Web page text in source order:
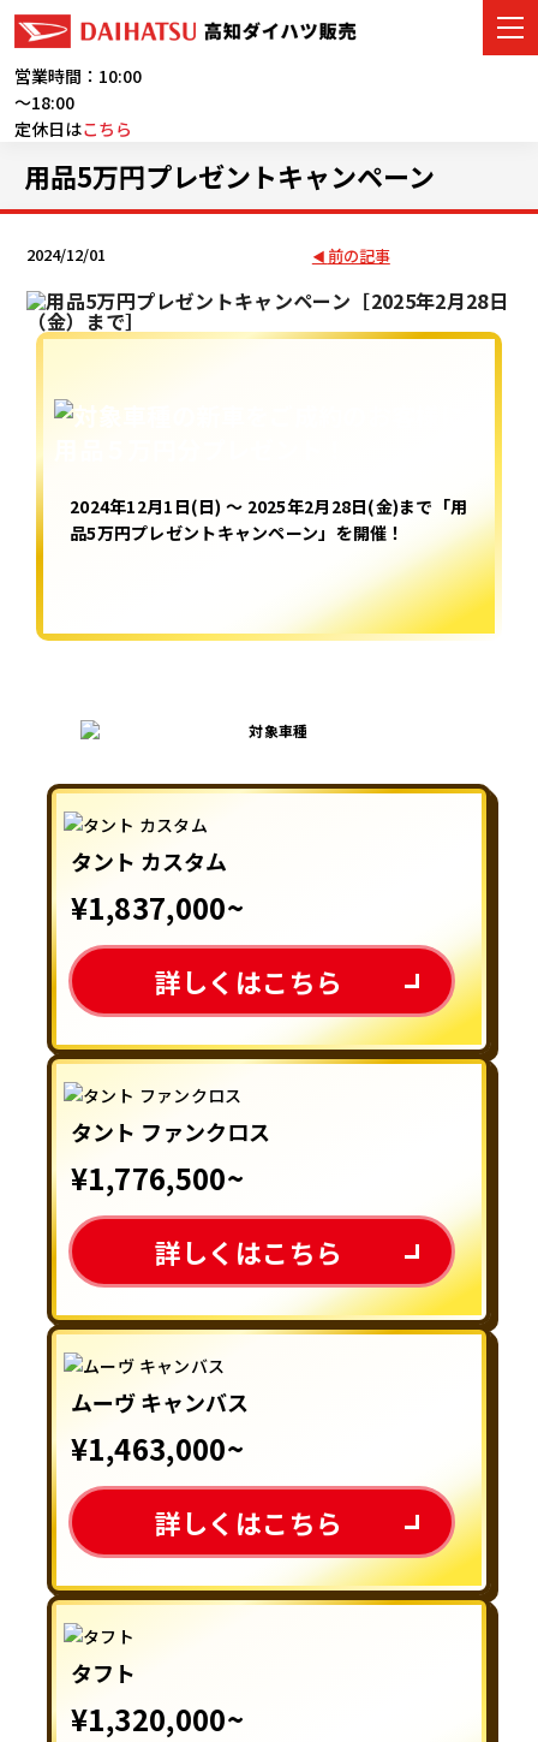
営業時間：10:00
～18:00
定休日はこちら
車をさがす
展示車・試乗車
ご購入者サポート
会社情報
お問
用品5万円プレゼントキャンペーン
2024/12/01 前の記事
2024年12月1日(日) ～ 2025年2月28日(金)まで「用
品5万円プレゼントキャンペーン」を開催！
タント カスタム
¥1,837,000~
詳しくはこちら
タント ファンクロス
¥1,776,500~
詳しくはこちら
ムーヴ キャンバス
¥1,463,000~
詳しくはこちら
タフト
¥1,320,000~